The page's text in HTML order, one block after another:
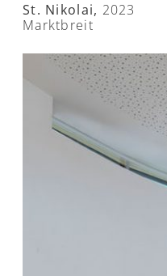
St. Nikolai, 2023
Marktbreit